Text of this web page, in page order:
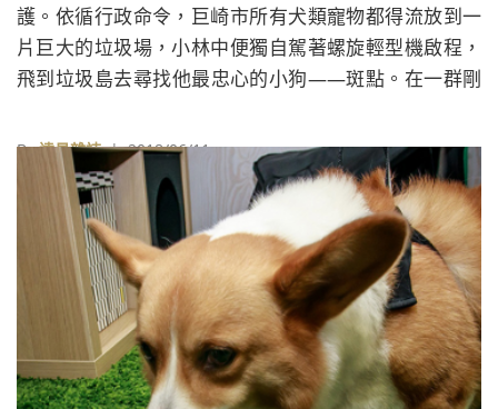
護。依循行政命令，巨崎市所有犬類寵物都得流放到一
片巨大的垃圾場，小林中便獨自駕著螺旋輕型機啟程，
飛到垃圾島去尋找他最忠心的小狗——斑點。在一群剛
未來命運的驚人旅程。
By遠見雜誌| 2018/06/11